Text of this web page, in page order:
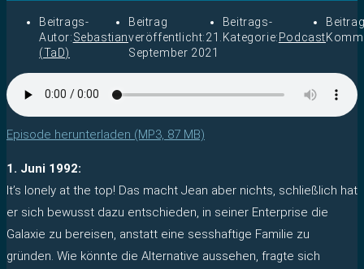
Beitrags-
Autor:Sebastian
(TaD)
Beitrag
veröffentlicht:21.
September 2021
Beitrags-
Kategorie: Podcast
Episode herunterladen (MP3, 87 MB)
1. Juni 1992:
It’s lonely at the top! Das macht Jean aber nichts, schließlich hat
er sich bewusst dazu entschieden, in seiner Enterprise die
Galaxie zu bereisen, anstatt eine sesshaftige Familie zu
gründen. Wie könnte die Alternative aussehen, fragte sich